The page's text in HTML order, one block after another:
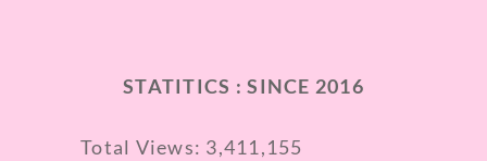
STATITICS : SINCE 2016
Total Views: 3,411,155